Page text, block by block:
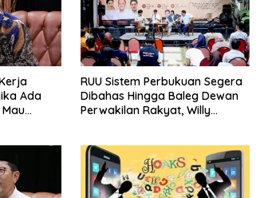
Ada
RUU Sistem Perbukuan Segera
Dibahas Hingga Baleg Dewan
Perwakilan Rakyat, Willy